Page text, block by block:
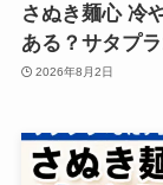
さぬき麺心 冷
ある？サタプラ
2026年8月2日